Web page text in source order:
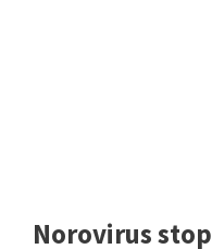
Norovirus